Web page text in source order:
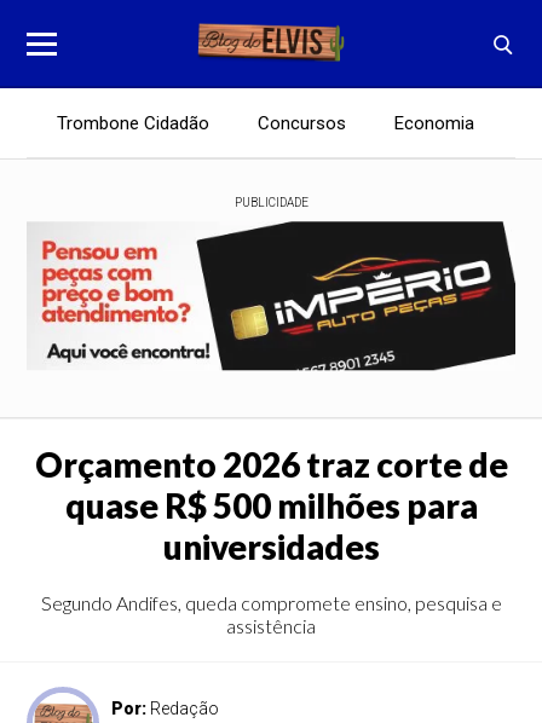
Trombone Cidadão Concursos Economia
PUBLICIDADE
Orçamento 2026 traz corte de
quase R$ 500 milhões para
universidades
Segundo Andifes, queda compromete ensino, pesquisa e
assistência
Por: Redação